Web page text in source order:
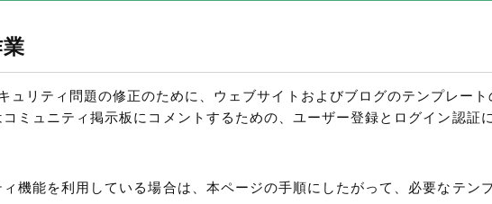
リティ問題の修正のために、ウェブサイトおよびブログのテンプレート
ミュニティ掲示板にコメントするための、ユーザー登録とログイン認証
機能を利用している場合は、本ページの手順にしたがって、必要なテン